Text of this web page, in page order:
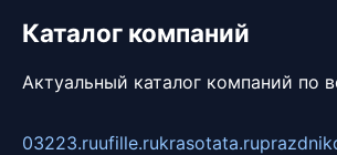
Каталог компаний
Актуальный каталог компаний по
03223.ruufille.rukrasotata.ru